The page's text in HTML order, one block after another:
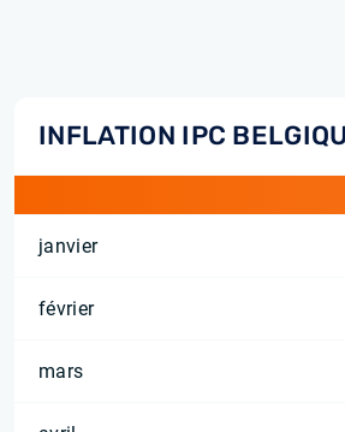
INFLATION IPC
janvier
février
mars